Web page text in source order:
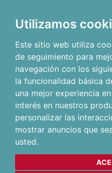
Utilizamos
Este sitio web utiliza
de seguimiento para
navegación con los
la funcionalidad básica
una mejor experiencia
interés en nuestros
personalizar las
mostrar anuncios que
usted.